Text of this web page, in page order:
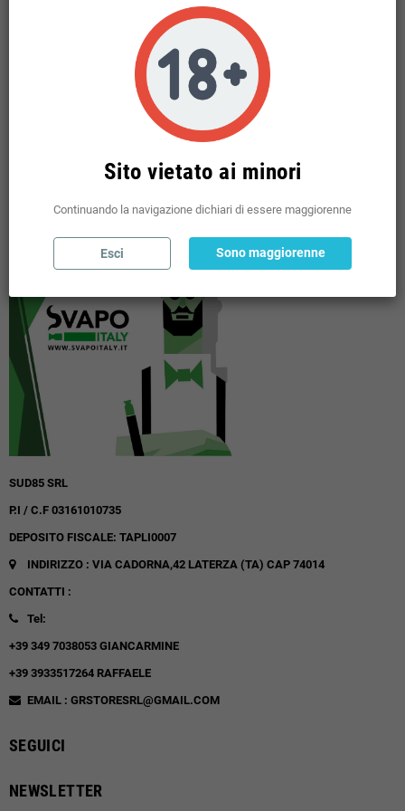
MINI SHOT 10 + 10 TPD
POD PRERICARICATE
SHOT 20 / 60 ML MIX SERIES
SUD85 SRL
P.I / C.F 03161010735
DEPOSITO FISCALE: TAPLI0007
INDIRIZZO : VIA CADORNA,42 LATERZA (TA) CAP 74014
CONTATTI :
Tel:
+39 349 7038053 GIANCARMINE
+39 3933517264 RAFFAELE
EMAIL : GRSTORESRL@GMAIL.COM
SEGUICI
NEWSLETTER
Sito vietato ai minori
Continuando la navigazione dichiari di essere maggiorenne
Esci Sono maggiorenne